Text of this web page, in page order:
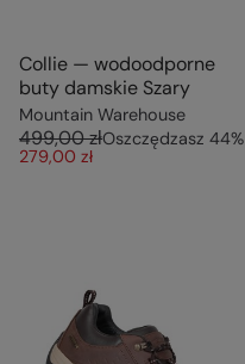
Collie — wodoodporne
buty damskie Szary
Mountain Warehouse
499,00 złOszczędzasz 44%
279,00 zł